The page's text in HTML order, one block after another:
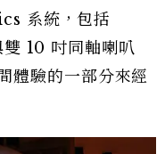
系統，包括
10 吋同軸喇叭
驗的一部分來經